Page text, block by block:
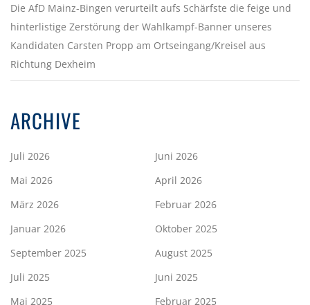
Die AfD Mainz-Bingen verurteilt aufs Schärfste die feige und
hinterlistige Zerstörung der Wahlkampf-Banner unseres
Kandidaten Carsten Propp am Ortseingang/Kreisel aus
Richtung Dexheim
ARCHIVE
Juli 2026
Juni 2026
Mai 2026
April 2026
März 2026
Februar 2026
Januar 2026
Oktober 2025
September 2025
August 2025
Juli 2025
Juni 2025
Mai 2025
Februar 2025